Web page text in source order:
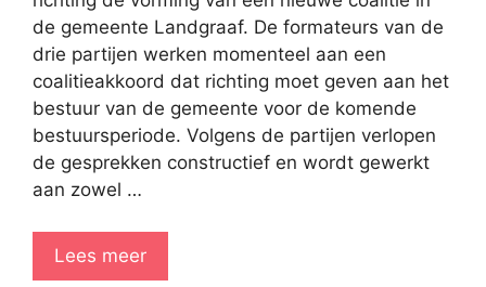
de gemeente Landgraaf. De formateurs van de
drie partijen werken momenteel aan een
coalitieakkoord dat richting moet geven aan het
bestuur van de gemeente voor de komende
bestuursperiode. Volgens de partijen verlopen
de gesprekken constructief en wordt gewerkt
aan zowel …
Lees meer